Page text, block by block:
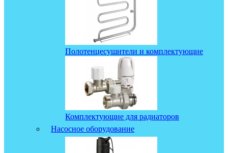
Полотенцесушители и комплектующие
Комплектующие для радиаторов
Насосное оборудование